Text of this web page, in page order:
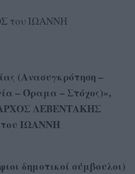
του ΙΩΑΝΝΗ
(Ανασυγκρότηση –
– Όραμα – Στόχος)»,
ΛΕΒΕΝΤΑΚΗΣ
ΙΩΑΝΝΗ
δημοτικοί σύμβουλοι)